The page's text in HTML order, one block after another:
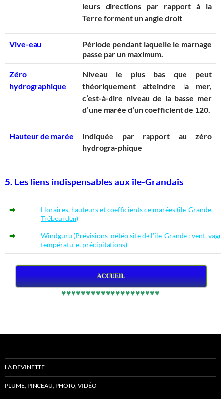
leurs directions par rapport à la
Terre forment un angle droit
Vive-eau
Période pendant laquelle le marnage
passe par un maximum.
Zéro
hydrographique
Niveau le plus bas que peut
théoriquement atteindre la mer,
c’est-à-dire niveau de la basse mer
d’une marée d’un coefficient de 120.
Hauteur de marée
Indiquée par rapport au zéro
hydrogra-phique
5. Les liens indispensables aux île-Grandais
➡
Horaires, hauteurs et coefficients de marées (île-Grande,
Trébeurden)
➡
Windguru (Prévisions météo site de l’île-Grande : vent,
température, précipitations)
ACCUEIL
♥♥♥♥♥♥♥♥♥♥♥♥♥♥♥♥♥♥♥♥
LA DEVINETTE
PLUME, PINCEAU, PHOTO, VIDÉO